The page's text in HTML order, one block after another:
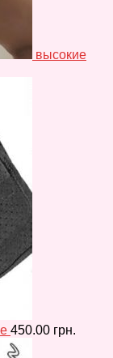
высокие
450.00 грн.